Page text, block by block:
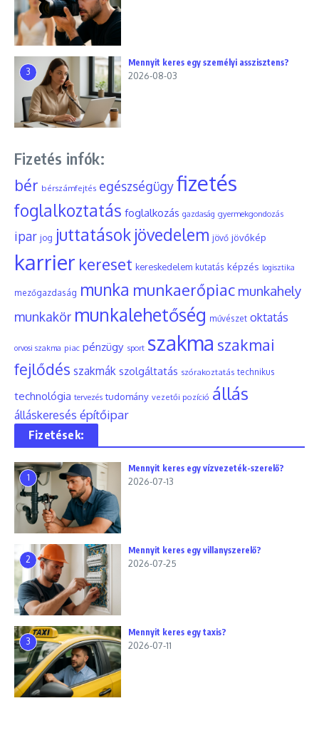
3
Mennyit keres egy személyi asszisztens?
2026-08-03
Fizetés infók:
bér bérszámfejtés egészségügyfizetés
foglalkoztatás foglalkozás gazdaság gyermekgondozás
ipar jog juttatások jövedelem jövő jövőkép
karrier kereset kereskedelem kutatás képzés logisztika
mezőgazdaság munka munkaerőpiac munkahely
munkakör munkalehetőség művészet oktatás
orvosi szakma piac pénzügy sport szakma szakmai
fejlődés szakmák szolgáltatás szórakoztatás technikus
technológia tervezés tudomány vezetői pozíció állás
álláskeresés építőipar
Fizetések:
1
Mennyit keres egy vízvezeték-szerelő?
2026-07-13
2
Mennyit keres egy villanyszerelő?
2026-07-25
3
Mennyit keres egy taxis?
2026-07-11